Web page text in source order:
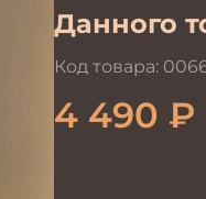
Данного
Код товара:
4 490 ₽